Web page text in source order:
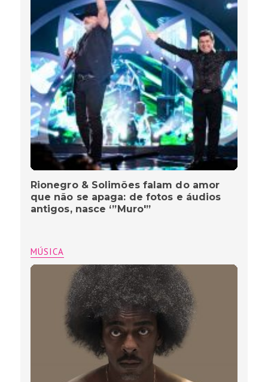
Rionegro & Solimões falam do amor
que não se apaga: de fotos e áudios
antigos, nasce ‘”Muro'”
MÚSICA